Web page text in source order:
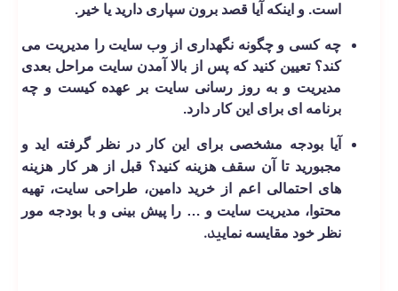
است. و اینکه آیا قصد برون سپاری دارید یا خیر.
چه کسی و چگونه نگهداری از وب سایت را مدیریت می
­کند؟ تعیین کنید که پس از بالا آمدن سایت مراحل بعدی
مدیریت و به روز رسانی سایت بر عهده کیست و چه
برنامه ای برای این کار دارد.
آیا بودجه مشخصی برای این کار در نظر گرفته اید و
مجبورید تا آن سقف هزینه کنید؟ قبل از هر کار هزینه
های احتمالی اعم از خرید دامین، طراحی سایت، تهیه
محتوا، مدیریت سایت و … را پیش بینی و با بودجه مور
نظر خود مقایسه نمایید.